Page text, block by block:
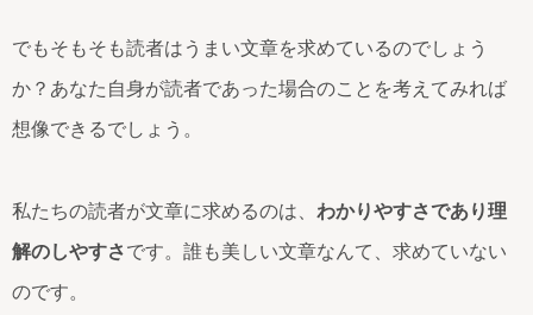
でもそもそも読者はうまい文章を求めているのでしょう
か？あなた自身が読者であった場合のことを考えてみれば
想像できるでしょう。
私たちの読者が文章に求めるのは、 わかりやすさであり理
解のしやすさです。誰も美しい文章なんて、求めていない
のです。